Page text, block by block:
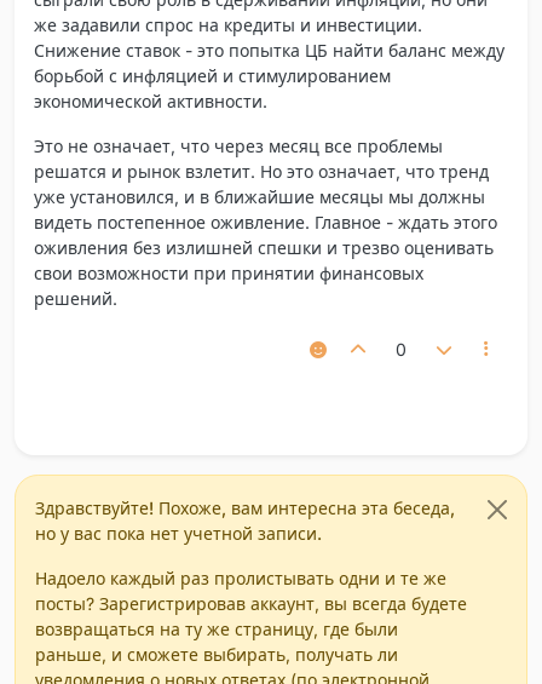
же задавили спрос на кредиты и инвестиции.
Снижение ставок - это попытка ЦБ найти баланс между
борьбой с инфляцией и стимулированием
экономической активности.
Это не означает, что через месяц все проблемы
решатся и рынок взлетит. Но это означает, что тренд
уже установился, и в ближайшие месяцы мы должны
видеть постепенное оживление. Главное - ждать этого
оживления без излишней спешки и трезво оценивать
свои возможности при принятии финансовых
решений.
0
Здравствуйте! Похоже, вам интересна эта беседа,
но у вас пока нет учетной записи.
Надоело каждый раз пролистывать одни и те же
посты? Зарегистрировав аккаунт, вы всегда будете
возвращаться на ту же страницу, где были
раньше, и сможете выбирать, получать ли
уведомления о новых ответах (по электронной